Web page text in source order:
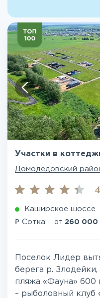
Участки в
Домодедовский
Каширское шоссе
₽ Сотка: от 260 000
Поселок Лидер
берега р.
пляжа «Фауна» 600
– рыболовный клуб